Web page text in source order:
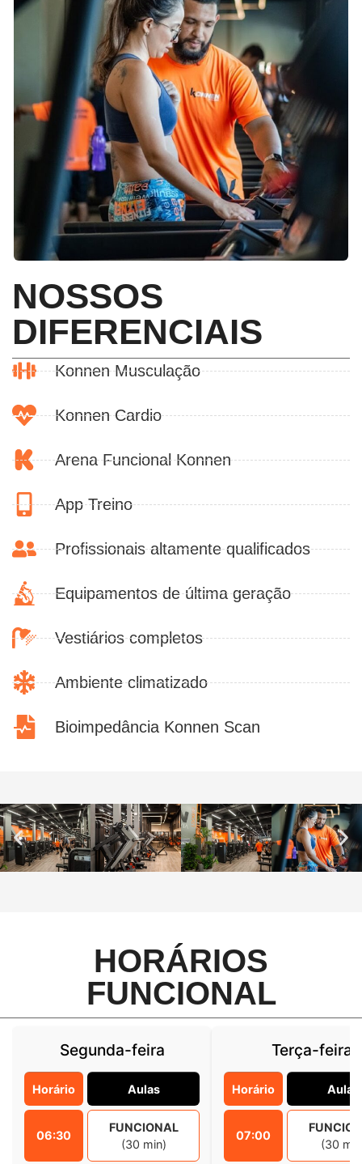
Experimente a melhor academia de
Volta Redonda.
AGENTE UMA VISITA
NOSSOS
DIFERENCIAIS
Konnen Musculação
Konnen Cardio
Arena Funcional Konnen
App Treino
Profissionais altamente qualificados
Equipamentos de última geração
Vestiários completos
Ambiente climatizado
Bioimpedância Konnen Scan
HORÁRIOS
FUNCIONAL
Segunda-feira
Horário Aulas
06:30
FUNCIONAL
(30 min)
Terça-feira
Horário Aulas
07:00
(30